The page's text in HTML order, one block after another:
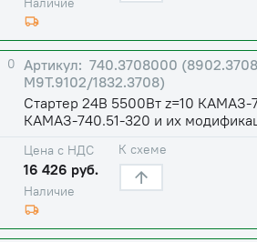
0
740.3708000
М9Т.9102/1832.3708)
Стартер 24В 5500Вт z=10
КАМАЗ-740.51-320 и их
Наличие
Цена с НДС
16 426 руб.
К схеме